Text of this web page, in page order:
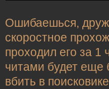
Ошибаешься,
скоростное
проходил его за 1
читами будет еще
вбить в